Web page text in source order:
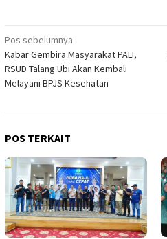
Navigasi
pos
Pos sebelumnya
Kabar Gembira Masyarakat PALI,
RSUD Talang Ubi Akan Kembali
Melayani BPJS Kesehatan
POS TERKAIT